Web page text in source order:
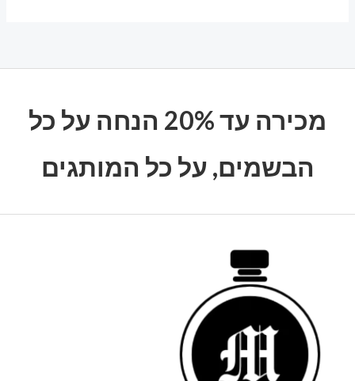
מכירה עד 20% הנחה על כל
הבשמים, על כל המותגים